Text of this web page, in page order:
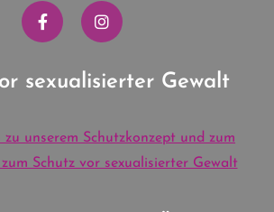
sexualisierter Gewalt
zu unserem Schutzkonzept und zum
Schutz vor sexualisierter Gewalt